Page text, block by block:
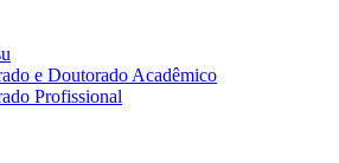
e Doutorado Acadêmico
Profissional